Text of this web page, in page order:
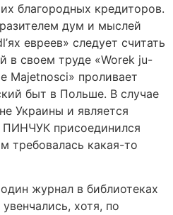
благородных кредиторов.
дум и мыслей
евреев» следует считать
в своем труде «Worek ju-
Majetnosci» проливает
быт в Польше. В случае
Украины и является
ПИНЧУК присоединился
требовалась какая-то
журнал в библиотеках
хотя, по